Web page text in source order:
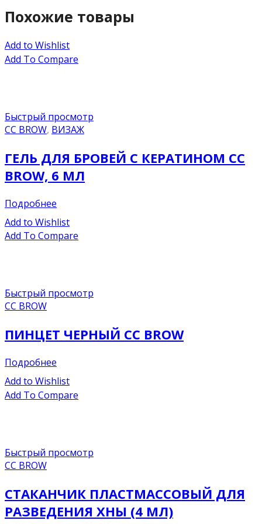
Похожие товары
Add to Wishlist
Add To Compare
Быстрый просмотр
CC BROW, ВИЗАЖ
ГЕЛЬ ДЛЯ БРОВЕЙ С КЕРАТИНОМ CC
BROW, 6 МЛ
Подробнее
Add to Wishlist
Add To Compare
Быстрый просмотр
CC BROW
ПИНЦЕТ ЧЕРНЫЙ CC BROW
Подробнее
Add to Wishlist
Add To Compare
Быстрый просмотр
CC BROW
СТАКАНЧИК ПЛАСТМАССОВЫЙ ДЛЯ
РАЗВЕДЕНИЯ ХНЫ (4 МЛ)